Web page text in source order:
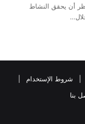
أن يحقق النشاط
شروط الإستخدام
بنا